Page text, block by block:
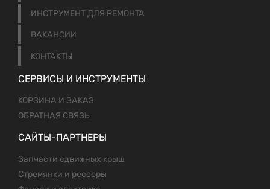
ИНСТРУМЕНТ ДЛЯ РЕМОНТА
ВАКАНСИИ
КОНТАКТЫ
СЕРВИСЫ И ИНСТРУМЕНТЫ
КОРЗИНА И ЗАКАЗ
ОБРАТНАЯ СВЯЗЬ
САЙТЫ-ПАРТНЕРЫ
Запчасти сдвижных крыш
Стремянки и рессоры